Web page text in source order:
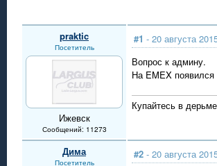
praktic
Посетитель
Ижевск
Сообщений: 11273
#1 - 20 августа
Вопрос к админу.
На EMEX
Купайтесь в
Дима
Посетитель
#2 - 20 августа